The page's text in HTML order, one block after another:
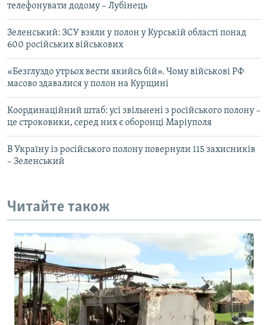
телефонувати додому – Лубінець
Зеленський: ЗСУ взяли у полон у Курській області понад
600 російських військових
«Безглуздо утрьох вести якийсь бій». Чому військові РФ
масово здавалися у полон на Курщині
Координаційний штаб: усі звільнені з російського полону –
це строковики, серед них є оборонці Маріуполя
В Україну із російського полону повернули 115 захисників
– Зеленський
Читайте також